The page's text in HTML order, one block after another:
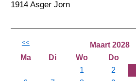
1914 Asger Jorn
<< Maart 2028
Ma Di Wo Do
1
2